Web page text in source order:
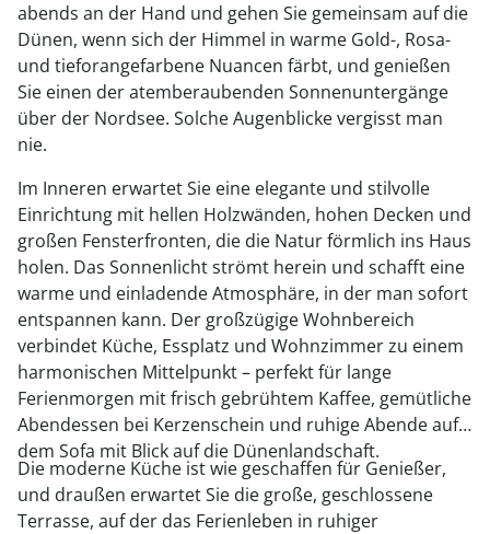
abends an der Hand und gehen Sie gemeinsam auf die
Dünen, wenn sich der Himmel in warme Gold-, Rosa-
und tieforangefarbene Nuancen färbt, und genießen
Sie einen der atemberaubenden Sonnenuntergänge
über der Nordsee. Solche Augenblicke vergisst man
nie.
Im Inneren erwartet Sie eine elegante und stilvolle
Einrichtung mit hellen Holzwänden, hohen Decken und
großen Fensterfronten, die die Natur förmlich ins Haus
holen. Das Sonnenlicht strömt herein und schafft eine
warme und einladende Atmosphäre, in der man sofort
entspannen kann. Der großzügige Wohnbereich
verbindet Küche, Essplatz und Wohnzimmer zu einem
harmonischen Mittelpunkt – perfekt für lange
Ferienmorgen mit frisch gebrühtem Kaffee, gemütliche
Abendessen bei Kerzenschein und ruhige Abende auf
dem Sofa mit Blick auf die Dünenlandschaft.
Die moderne Küche ist wie geschaffen für Genießer,
und draußen erwartet Sie die große, geschlossene
Terrasse, auf der das Ferienleben in ruhiger